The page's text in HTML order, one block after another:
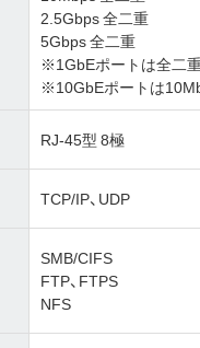
2.5Gbps 全二重
5Gbps 全二重
※1GbEポートは全二
※10GbEポートは
RJ-45型 8極
TCP/IP、UDP
SMB/CIFS
FTP、FTPS
NFS